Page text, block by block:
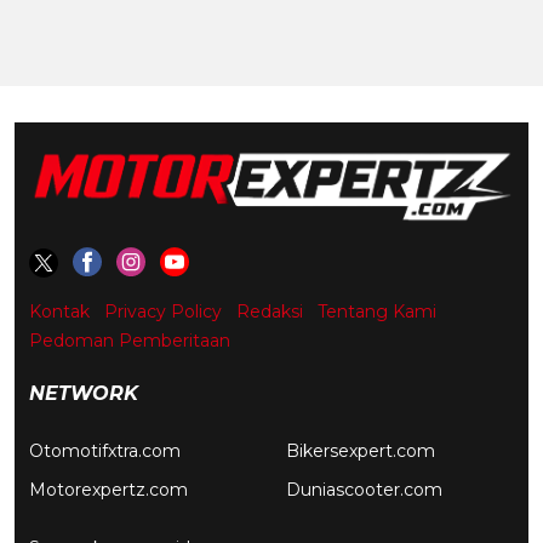
Kontak Privacy Policy Redaksi
Tentang Kami
Pedoman Pemberitaan
NETWORK
Otomotifxtra.com
Motorexpertz.com
Bikersexpert.com
Duniascooter.com